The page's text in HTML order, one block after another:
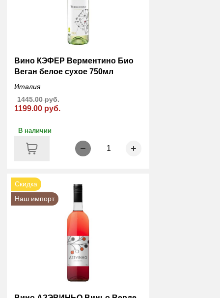
Вино КЭФЕР Верментино Био
Веган белое сухое 750мл
Италия
1199.00 руб.
1445.00 руб.
В наличии
1
Скидка
Наш импорт